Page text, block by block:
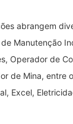
abrangem
Manutenção
Operador de
de Mina, entre
Excel,